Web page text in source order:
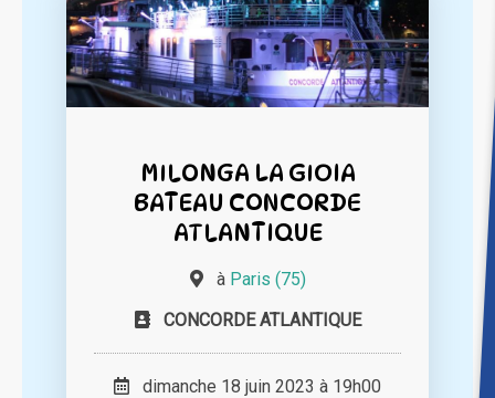
MILONGA LA GIOIA
BATEAU CONCORDE
ATLANTIQUE
à Paris (75)
CONCORDE ATLANTIQUE
dimanche 18 juin 2023 à 19h00